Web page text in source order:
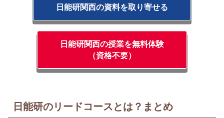
日能研関西の資料を取り寄せる
日能研関西の授業を無料体験
（資格不要）
日能研のリードコースとは？まとめ